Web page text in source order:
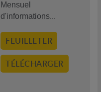
Mensuel
d'informations...
FEUILLETER
TÉLÉCHARGER